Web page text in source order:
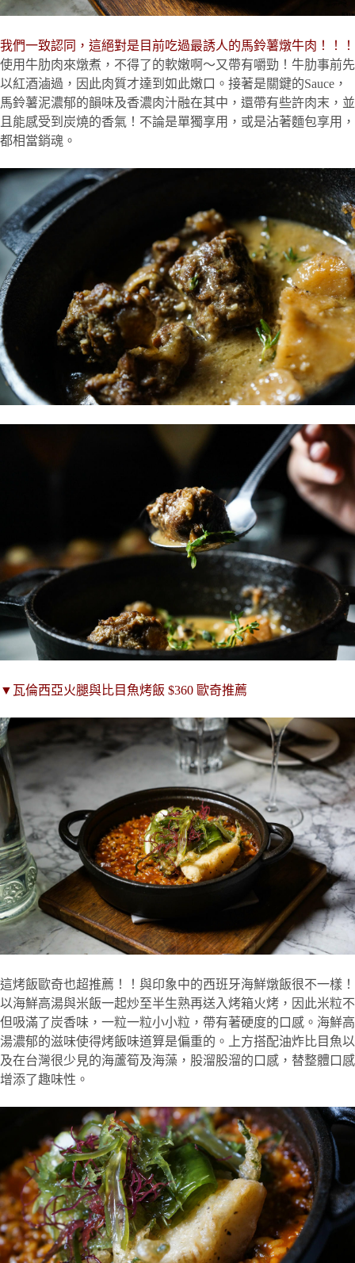
我們一致認同，這絕對是目前吃過最誘人的馬鈴薯燉牛肉！！！
使用牛肋肉來燉煮，不得了的軟嫩啊～又帶有嚼勁！牛肋事前先
以紅酒滷過，因此肉質才達到如此嫩口。接著是關鍵的Sauce，
馬鈴薯泥濃郁的韻味及香濃肉汁融在其中，還帶有些許肉末，並
且能感受到炭燒的香氣！不論是單獨享用，或是沾著麵包享用，
都相當銷魂。
▼ 瓦倫西亞火腿與比目魚烤飯 $360 歐奇推薦
這烤飯歐奇也超推薦！！與印象中的西班牙海鮮燉飯很不一樣！
以海鮮高湯與米飯一起炒至半生熟再送入烤箱火烤，因此米粒不
但吸滿了炭香味，一粒一粒小小粒，帶有著硬度的口感。海鮮高
湯濃郁的滋味使得烤飯味道算是偏重的。上方搭配油炸比目魚以
及在台灣很少見的海蘆筍及海藻，股溜股溜的口感，替整體口感
增添了趣味性。